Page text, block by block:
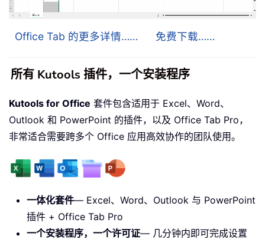
Office Tab 的更多详情…… 免费下载……
所有 Kutools 插件，一个安装程序
Kutools for Office 套件包含适用于 Excel、Word、
Outlook 和 PowerPoint 的插件，以及 Office Tab Pro，
非常适合需要跨多个 Office 应用高效协作的团队使用。
一体化套件— Excel、Word、Outlook 与 PowerPoint
插件 + Office Tab Pro
一个安装程序，一个许可证— 几分钟内即可完成设置